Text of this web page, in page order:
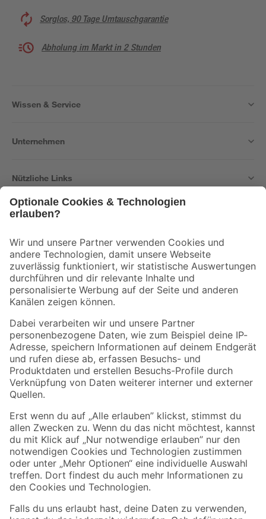
Sorglos, 90 Tage Umtauschgarantie
Abholung im Markt in 2 Stunden
Wissen & Service
Unternehmen
Nützliche Links
Der toom Newsletter: Keine Angebote und Aktionen mehr verpassen!
Zur Newsletter Anmeldung
Folge uns
Zahlungsarten Versandarten
Sicher einkaufen
Jetzt die toom-App herunterladen